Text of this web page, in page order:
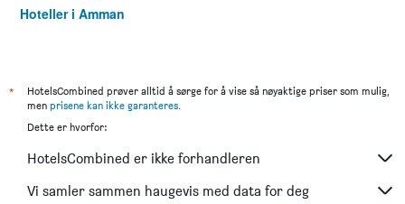
Hoteller i Amman
Hoteller i Sharjah
Hoteller i Ras al-Khaimah
*
HotelsCombined prøver alltid å sørge for å vise så nøyaktige priser som mulig,
men prisene kan ikke garanteres.
Dette er hvorfor:
HotelsCombined er ikke forhandleren
Vi samler sammen haugevis med data for deg